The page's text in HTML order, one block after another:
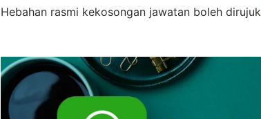
Hebahan rasmi kekosongan jawatan boleh dirujuk